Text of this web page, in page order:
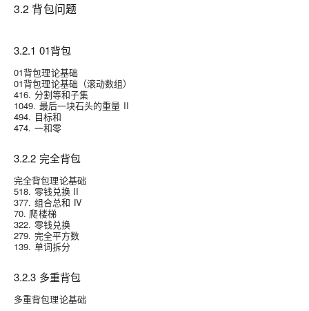
3.2 背包问题
3.2.1 01背包
01背包理论基础
01背包理论基础（滚动数组）
416. 分割等和子集
1049. 最后一块石头的重量 II
494. 目标和
474. 一和零
3.2.2 完全背包
完全背包理论基础
518. 零钱兑换 II
377. 组合总和 Ⅳ
70. 爬楼梯
322. 零钱兑换
279. 完全平方数
139. 单词拆分
3.2.3 多重背包
多重背包理论基础